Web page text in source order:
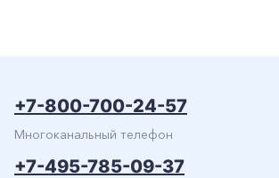
+7-800-700-24-57
Многоканальный телефон
+7-495-785-09-37